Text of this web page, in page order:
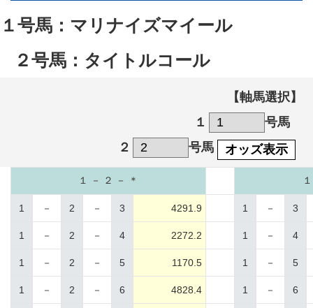
１号馬：マリナイズマイール
２号馬：タイトルコール
【軸馬選択】
１
号馬
２
号馬 オッズ表示
１ － ２ － ＊
1 － 2 － 3 4291.9 1 － 3
1 － 2 － 4 2272.2 1 － 4
1 － 2 － 5 1170.5 1 － 5
1 － 2 － 6 4828.4 1 － 6